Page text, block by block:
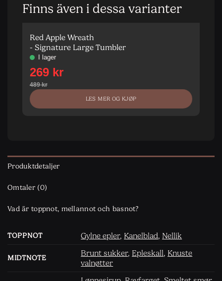
Produktdetaljer
Omtaler (0)
Vad är toppnot, mellannot och basnot?
TOPPNOT Gylne epler, Kanelblad, Nellik
MIDTNOTE
Brunt sukker, Epleskall, Knuste
valnøtter
Finns även i dessa varianter
Red Apple Wreath
- Signature Large Tumbler
LES MER OG KJØP